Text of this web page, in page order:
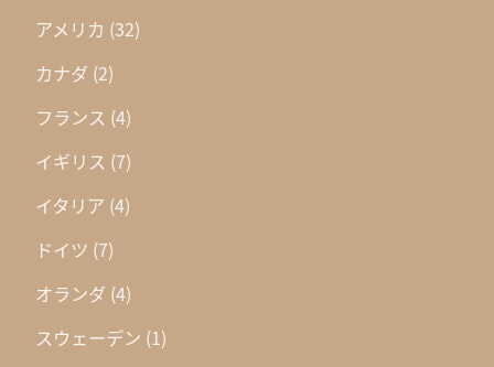
アメリカ (32)
カナダ (2)
フランス (4)
イギリス (7)
イタリア (4)
ドイツ (7)
オランダ (4)
スウェーデン (1)